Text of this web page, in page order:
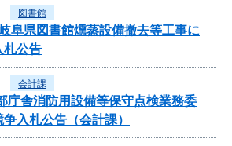
図書館
阜県図書館燻蒸設備撤去等工事に
札公告
会計課
庁舎消防用設備等保守点検業務委
入札公告（会計課）